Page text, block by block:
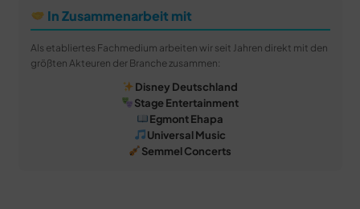
In Zusammenarbeit mit
Als etabliertes Fachmedium arbeiten wir seit Jahren direkt mit den
größten Akteuren der Branche zusammen:
Disney Deutschland
Stage Entertainment
Egmont Ehapa
Universal Music
Semmel Concerts